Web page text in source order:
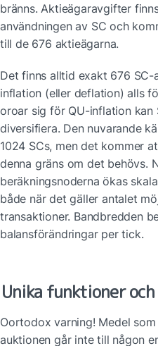
bränns. Aktieägaravgifter
användningen av SC och
till de 676 aktieägarna.
Det finns alltid exakt 676 SC-
inflation (eller deflation) alls
oroar sig för QU-inflation
diversifiera. Den nuvarande
1024 SCs, men det kommer
denna gräns om det behövs.
beräkningsnoderna ökas
både när det gäller antalet
transaktioner. Bandbredden
balansförändringar per tick.
Unika funktioner
Oortodox varning! Medel
auktionen går inte till någon